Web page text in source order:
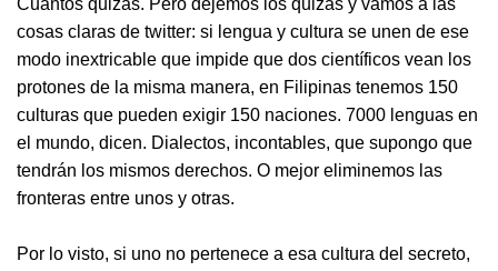
Cuántos quizás. Pero dejemos los quizás y vamos a las
cosas claras de twitter: si lengua y cultura se unen de ese
modo inextricable que impide que dos científicos vean los
protones de la misma manera, en Filipinas tenemos 150
culturas que pueden exigir 150 naciones. 7000 lenguas en
el mundo, dicen. Dialectos, incontables, que supongo que
tendrán los mismos derechos. O mejor eliminemos las
fronteras entre unos y otras.
Por lo visto, si uno no pertenece a esa cultura del secreto,